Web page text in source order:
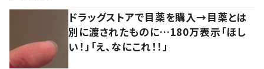
ドラッグストアで目薬を購入→目薬とは
別に渡されたものに…180万表示「ほし
い！」「え、なにこれ！！」